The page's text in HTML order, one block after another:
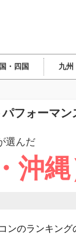
・四国 九州
フォーマ
選んだ
沖
ンのランキング